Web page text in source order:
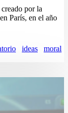
por la
París, en el año
ideas
moral